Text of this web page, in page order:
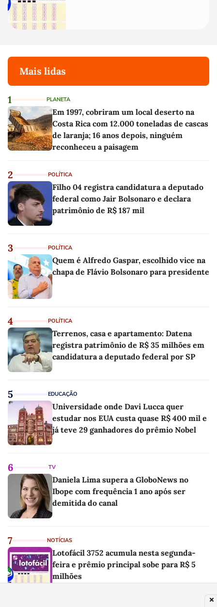
Mais lidas
1 PLANETA
Em 1997, cobriram um local deserto na
Costa Rica com 12.000 toneladas de cascas
de laranja; 16 anos depois, ninguém
reconheceu a paisagem
2 POLÍTICA
Filho 04 registra candidatura a deputado
federal como Jair Bolsonaro e declara
patrimônio de R$ 187 mil
3 POLÍTICA
Quem é Alfredo Gaspar, escolhido vice na
chapa de Flávio Bolsonaro para presidente
4 POLÍTICA
Terrenos, casa e apartamento: Datena
registra patrimônio de R$ 35 milhões em
candidatura a deputado federal por SP
5 EDUCAÇÃO
Universidade onde Davi Lucca quer
estudar nos EUA custa quase R$ 400 mil e
já teve 29 ganhadores do prêmio Nobel
6 TV
Daniela Lima supera a GloboNews no
Ibope com frequência 1 ano após ser
demitida do canal
7 NOTÍCIAS
Lotofácil 3752 acumula nesta segunda-
feira e prêmio principal sobe para R$ 5
milhões